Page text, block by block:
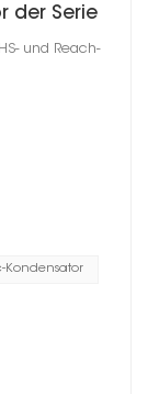
der Serie
und Reach-
Kondensator